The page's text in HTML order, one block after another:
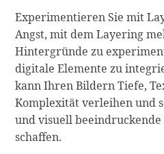
Experimentieren Sie mit
Angst, mit dem Layering
Hintergründe zu
digitale Elemente zu
kann Ihren Bildern Tiefe,
Komplexität verleihen und
und visuell
schaffen.